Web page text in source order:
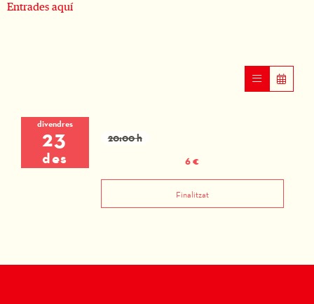
Entrades aquí
divendres
23
des
20:00 h
6 €
Finalitzat